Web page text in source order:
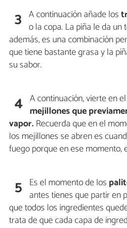
3 A continuación añade los
o la copa. La piña le da
además, es una combinación
que tiene bastante grasa y la
su sabor.
4 A continuación, vierte en
mejillones que
vapor.Recuerda que en el
los mejillones se abren es
fuego porque en ese momento,
5 Es el momento de los
antes tienes que partir en
que todos los ingredientes
trata de que cada capa de